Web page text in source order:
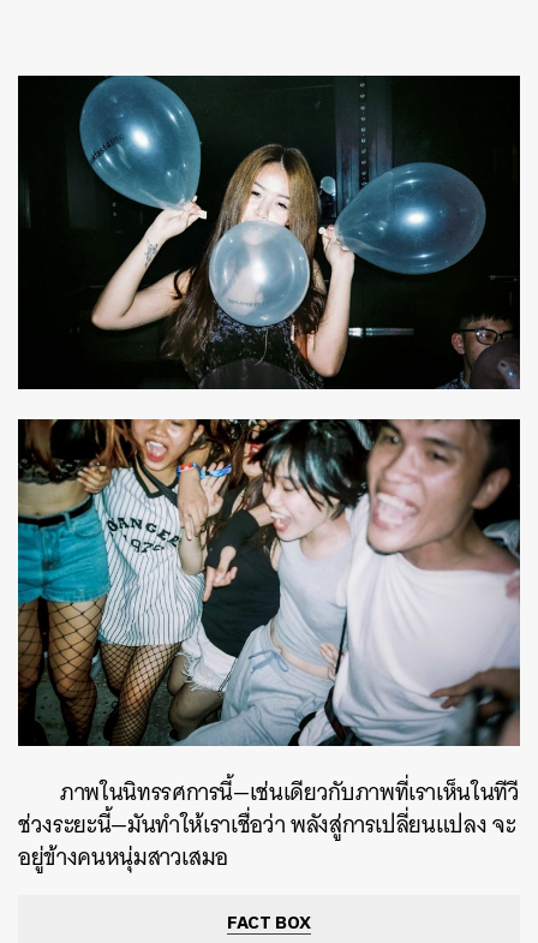
ภาพในนิทรรศการนี้—เช่นเดียวกับภาพที่เราเห็นในทีวี
ช่วงระยะนี้—มันทำให้เราเชื่อว่า พลังสู่การเปลี่ยนแปลง จะ
อยู่ข้างคนหนุ่มสาวเสมอ
FACT BOX